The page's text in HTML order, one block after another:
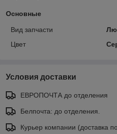
Основные
Вид запчасти
Цвет
Условия доставки
ЕВРОПОЧТА до отделения
Белпочта: до отделения.
Курьер компании (доставка